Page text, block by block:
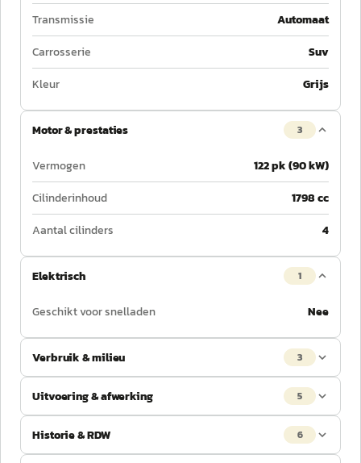
Transmissie
Automaat
Carrosserie
Suv
Kleur
Grijs
Motor & prestaties 3
Vermogen
122 pk (90 kW)
Cilinderinhoud
1798 cc
Aantal cilinders
4
Elektrisch 1
Geschikt voor snelladen Nee
Verbruik & milieu 3
Uitvoering & afwerking 5
Historie & RDW 6